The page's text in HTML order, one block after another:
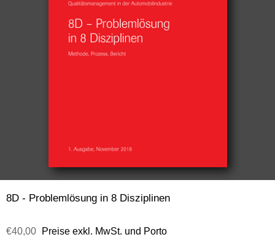
8D - Problemlösung in 8 Disziplinen
€40,00 Preise exkl. MwSt. und Porto